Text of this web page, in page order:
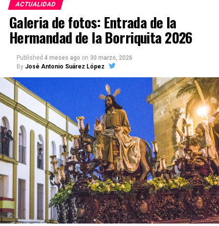
ACTUALIDAD
Galeria de fotos: Entrada de la
Hermandad de la Borriquita 2026
Published 4 meses ago on 30 marzo, 2026
By José Antonio Suárez López